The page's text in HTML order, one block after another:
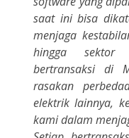
saat ini bisa
menjaga
hingga sektor
bertransaksi di
rasakan
elektrik lainnya,
kami dalam